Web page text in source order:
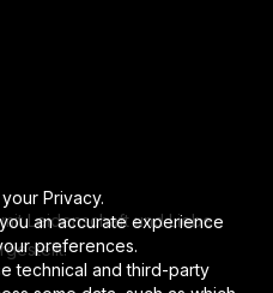
Leidenschaft und Liebe
Privacy.
an accurate experience
preferences.
technical and third-party